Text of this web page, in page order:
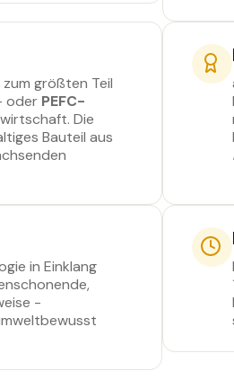
größten Teil
oder PEFC-
Die
Bauteil aus
in Einklang
-